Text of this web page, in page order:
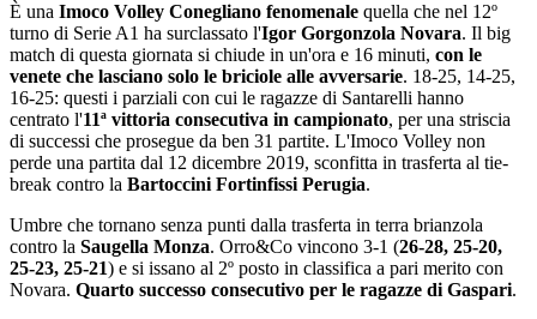
È una Imoco Volley Conegliano fenomenale quella che nel 12º
turno di Serie A1 ha surclassato l'Igor Gorgonzola Novara. Il big
match di questa giornata si chiude in un'ora e 16 minuti, con le
venete che lasciano solo le briciole alle avversarie. 18-25, 14-25,
16-25: questi i parziali con cui le ragazze di Santarelli hanno
centrato l'11ª vittoria consecutiva in campionato, per una striscia
di successi che prosegue da ben 31 partite. L'Imoco Volley non
perde una partita dal 12 dicembre 2019, sconfitta in trasferta al tie-
break contro la Bartoccini Fortinfissi Perugia.
Umbre che tornano senza punti dalla trasferta in terra brianzola
contro la Saugella Monza. Orro&Co vincono 3-1 (26-28, 25-20,
25-23, 25-21) e si issano al 2º posto in classifica a pari merito con
Novara. Quarto successo consecutivo per le ragazze di Gaspari.